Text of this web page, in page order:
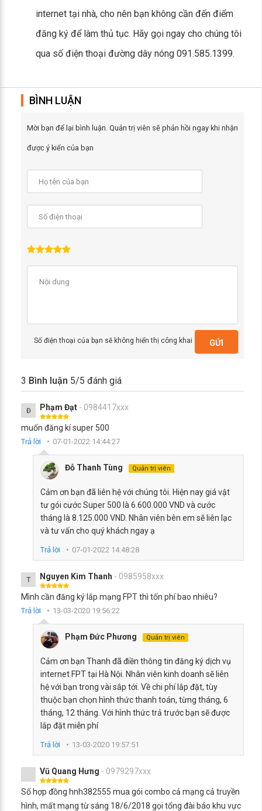
internet tại nhà, cho nên bạn không cần đến điểm
đăng ký để làm thủ tục. Hãy gọi ngay cho chúng tôi
qua số điện thoại đường dây nóng 091.585.1399.
BÌNH LUẬN
Mời bạn để lại bình luận. Quản trị viên sẽ phản hồi ngay khi nhận
được ý kiến của bạn
Số điện thoại của bạn sẽ không hiển thị công khai GỬI
3 Bình luận 5/5 đánh giá
Đ Phạm Đạt - 0984417xxx
muốn đăng kí super 500
Trả lời 07-01-2022 14:44:27
Đỗ Thanh Tùng Quản trị viên
Cảm ơn bạn đã liên hệ với chúng tôi. Hiện nay giá vật
tư gói cước Super 500 là 6.600.000 VND và cước
tháng là 8.125.000 VND. Nhân viên bên em sẽ liên lạc
và tư vấn cho quý khách ngay ạ
Trả lời 07-01-2022 14:48:28
T Nguyen Kim Thanh - 0985958xxx
Mình cần đăng ký lắp mạng FPT thì tốn phí bao nhiêu?
Trả lời 13-03-2020 19:56:22
Phạm Đức Phương Quản trị viên
Cảm ơn bạn Thanh đã điền thông tin đăng ký dịch vụ
internet FPT tại Hà Nội. Nhân viên kinh doanh sẽ liên
hệ với bạn trong vài sắp tới. Về chi phí lắp đặt, tùy
thuộc bạn chọn hình thức thanh toán, từng tháng, 6
tháng, 12 tháng. Với hình thức trả trước bạn sẽ được
lắp đặt miễn phí
Trả lời 13-03-2020 19:57:51
Vũ Quang Hưng - 0979297xxx
Số hợp đồng hnh382555 mua gói combo cả mạng cả truyền
hình, mất mạng từ sáng 18/6/2018 gọi tổng đài báo khu vực